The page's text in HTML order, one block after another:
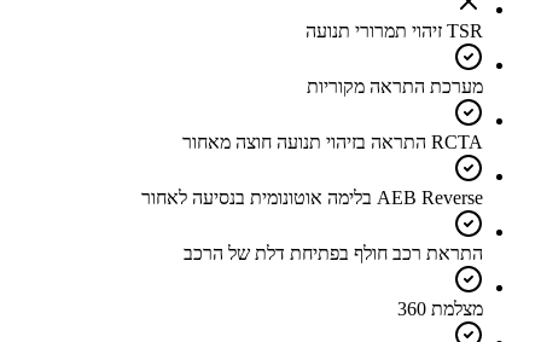
TSR זיהוי תמרורי תנועה
מערכת התראה מקוריות
RCTA התראה בזיהוי תנועה חוצה מאחור
AEB Reverse בלימה אוטונומית בנסיעה לאחור
התראת רכב חולף בפתיחת דלת של הרכב
מצלמת 360